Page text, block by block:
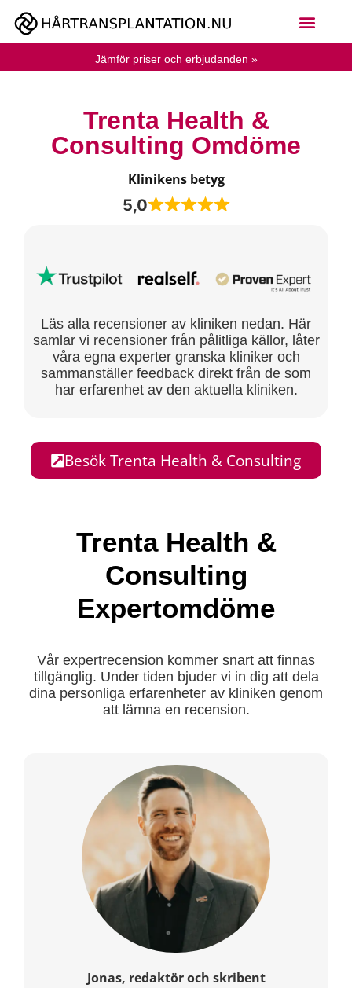
Jämför priser och erbjudanden »
Trenta Health &
Consulting Omdöme
Klinikens betyg
5,0
Läs alla recensioner av kliniken nedan. Här
samlar vi recensioner från pålitliga källor, låter
våra egna experter granska kliniker och
sammanställer feedback direkt från de som
har erfarenhet av den aktuella kliniken.
Besök Trenta Health & Consulting
Trenta Health &
Consulting
Expertomdöme
Vår expertrecension kommer snart att finnas
tillgänglig. Under tiden bjuder vi in dig att dela
dina personliga erfarenheter av kliniken genom
att lämna en recension.
Jonas, redaktör och skribent